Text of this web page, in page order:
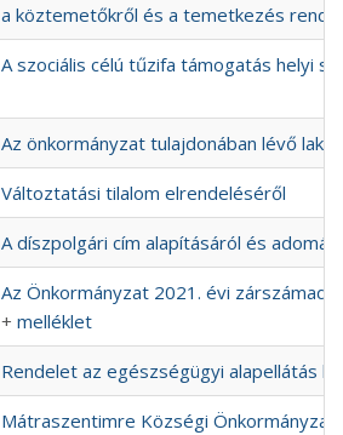
a köztemetőkről és a temetkezés
A szociális célú tűzifa támogatás helyi
Az önkormányzat tulajdonában lévő
Változtatási tilalom elrendeléséről
A díszpolgári cím alapításáról és
Az Önkormányzat 2021. évi
+ melléklet
Rendelet az egészségügyi alapellátás
Mátraszentimre Községi